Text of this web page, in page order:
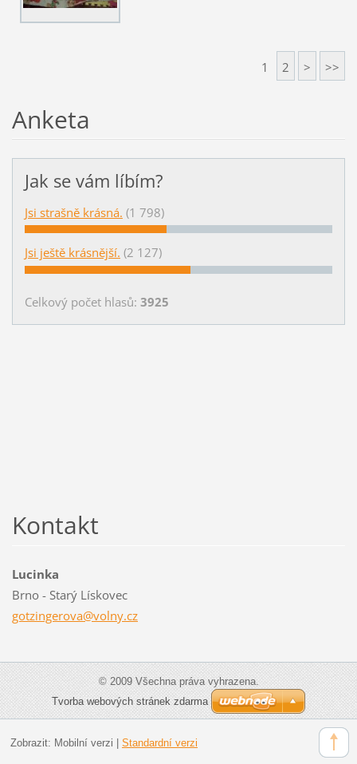
1 2 > >>
Anketa
Jak se vám líbím?
Jsi strašně krásná. (1 798)
Jsi ještě krásnější. (2 127)
Celkový počet hlasů: 3925
Kontakt
Lucinka
Brno - Starý Lískovec
gotzingerova@volny.cz
© 2009 Všechna práva vyhrazena.
Tvorba webových stránek zdarma
Zobrazit: Mobilní verzi Standardní verzi